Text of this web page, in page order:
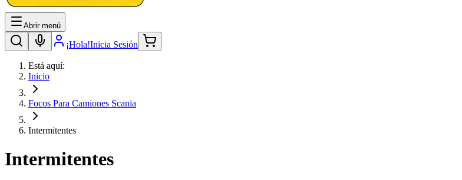
Abrir menú
¡Hola!Inicia Sesión
Está aquí:
Inicio
Focos Para Camiones Scania
Intermitentes
Intermitentes